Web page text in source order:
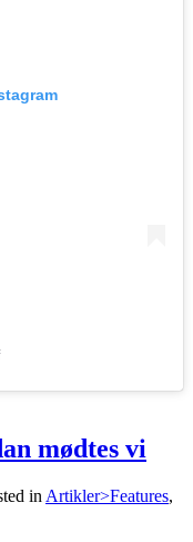
mødtes vi
in Artikler>Features,